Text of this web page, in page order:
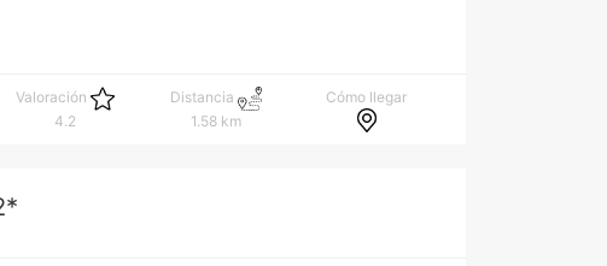
Valoración
4.2
Distancia
1.58 km
Cómo llegar